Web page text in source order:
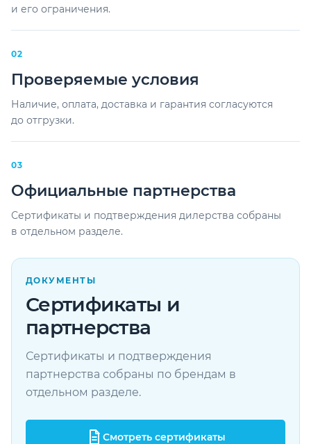
и его ограничения.
02
Проверяемые условия
Наличие, оплата, доставка и гарантия согласуются
до отгрузки.
03
Официальные партнерства
Сертификаты и подтверждения дилерства собраны
в отдельном разделе.
ДОКУМЕНТЫ
Сертификаты и
партнерства
Сертификаты и подтверждения
партнерства собраны по брендам в
отдельном разделе.
Смотреть сертификаты